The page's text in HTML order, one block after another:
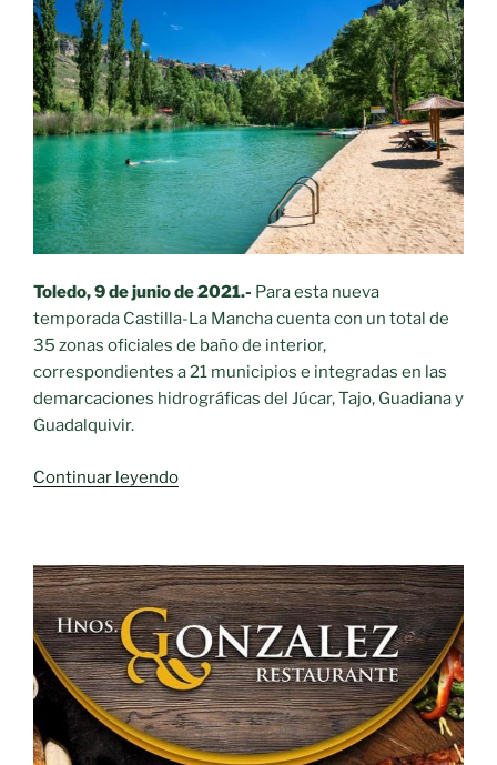
Toledo, 9 de junio de 2021.- Para esta nueva
temporada Castilla-La Mancha cuenta con un total de
35 zonas oficiales de baño de interior,
correspondientes a 21 municipios e integradas en las
demarcaciones hidrográficas del Júcar, Tajo, Guadiana y
Guadalquivir.
Continuar leyendo«Castilla-
con
35
zonas
oficiales
de
baño
autorizadas